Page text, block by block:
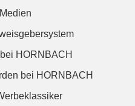
HORNBACH
bei HORNBACH